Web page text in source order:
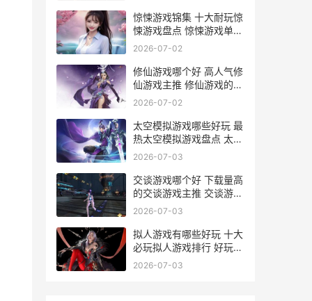
惊悚游戏锦集 十大耐玩惊
悚游戏盘点 惊悚游戏单机
游戏
2026-07-02
修仙游戏哪个好 高人气修
仙游戏主推 修仙游戏的排
行榜
2026-07-02
太空模拟游戏哪些好玩 最
热太空模拟游戏盘点 太空
模拟游戏哪年出的
2026-07-03
交谈游戏哪个好 下载量高
的交谈游戏主推 交谈游戏
哪个好一点
2026-07-03
拟人游戏有哪些好玩 十大
必玩拟人游戏排行 好玩的
拟人化游戏
2026-07-03